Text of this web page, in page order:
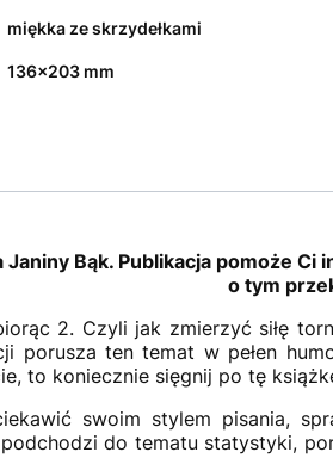
miękka ze skrzydełkami
136x203 mm
Bąk. Publikacja pomoże
o tym
2. Czyli jak zmierzyć siłę
porusza ten temat w pełen
to koniecznie sięgnij po tę
swoim stylem pisania,
do tematu statystyki,